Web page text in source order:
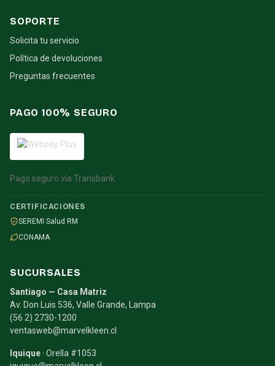
SOPORTE
Solicita tu servicio
Política de devoluciones
Preguntas frecuentes
PAGO 100% SEGURO
Pago seguro vía Transbank
CERTIFICACIONES
SEREMI Salud RM
CONAMA
SUCURSALES
Santiago — Casa Matriz
Av. Don Luis 536, Valle Grande, Lampa
(56 2) 2730-1200
ventasweb@marvelkleen.cl
Iquique · Orella #1053